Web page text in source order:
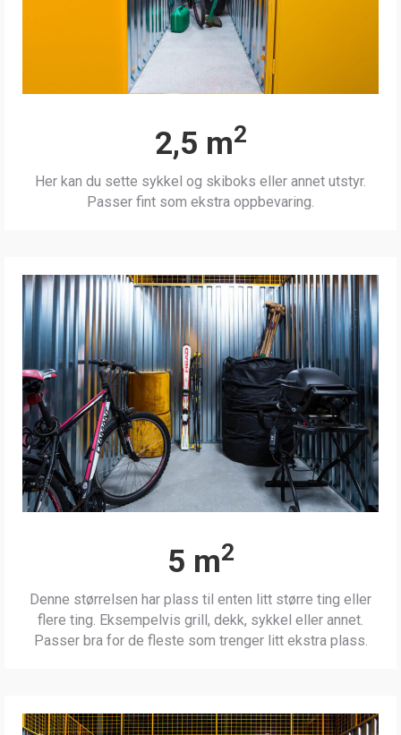
2,5 m2
Her kan du sette sykkel og skiboks eller annet utstyr.
Passer fint som ekstra oppbevaring.
5 m2
Denne størrelsen har plass til enten litt større ting eller
flere ting. Eksempelvis grill, dekk, sykkel eller annet.
Passer bra for de fleste som trenger litt ekstra plass.